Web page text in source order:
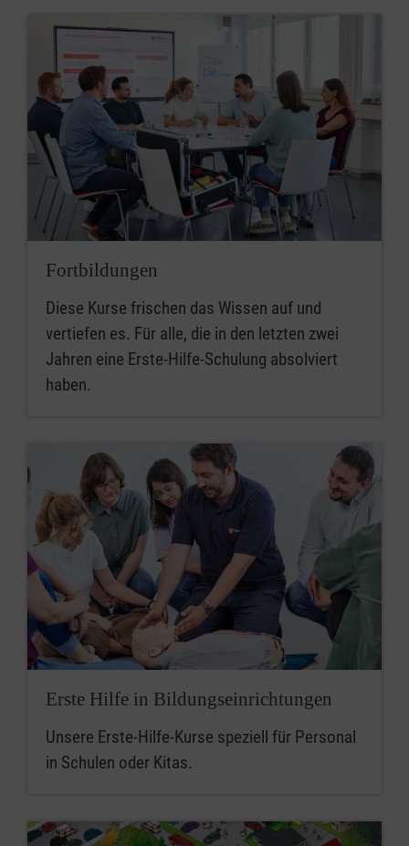
Fortbildungen
Diese Kurse frischen das Wissen auf und
vertiefen es. Für alle, die in den letzten zwei
Jahren eine Erste-Hilfe-Schulung absolviert
haben.
Erste Hilfe in Bildungseinrichtungen
Unsere Erste-Hilfe-Kurse speziell für Personal
in Schulen oder Kitas.